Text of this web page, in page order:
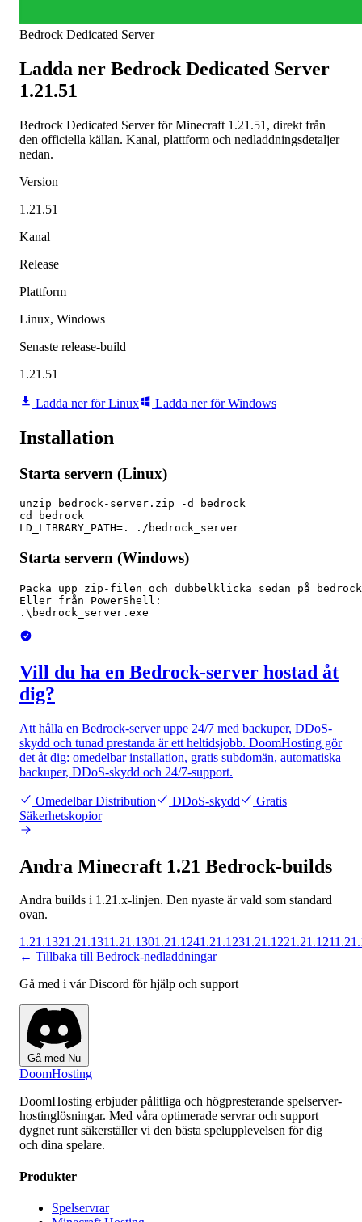
Bedrock Dedicated Server
Ladda ner Bedrock Dedicated Server
1.21.51
Bedrock Dedicated Server för Minecraft 1.21.51, direkt från
den officiella källan. Kanal, plattform och nedladdningsdetaljer
nedan.
Version
1.21.51
Kanal
Release
Plattform
Linux, Windows
Senaste release-build
1.21.51
Ladda ner för Linux Ladda ner för Windows
Installation
Starta servern (Linux)
unzip bedrock-server.zip -d bedrock
cd bedrock
LD_LIBRARY_PATH=. ./bedrock_server
Starta servern (Windows)
Packa upp zip-filen och dubbelklicka sedan på
Eller från PowerShell:
.\bedrock_server.exe
Vill du ha en Bedrock-server hostad åt
dig?
Att hålla en Bedrock-server uppe 24/7 med backuper, DDoS-
skydd och tunad prestanda är ett heltidsjobb. DoomHosting gör
det åt dig: omedelbar installation, gratis subdomän, automatiska
backuper, DDoS-skydd och 24/7-support.
Omedelbar Distribution DDoS-skydd
Gratis
Säkerhetskopior
Andra Minecraft 1.21 Bedrock-builds
Andra builds i 1.21.x-linjen. Den nyaste är vald som standard
ovan.
1.21.1321.21.1311.21.1301.21.1241.21.1231.21.1221.21.121
← Tillbaka till Bedrock-nedladdningar
Gå med i vår Discord för hjälp och support
Gå med Nu
DoomHosting
DoomHosting erbjuder pålitliga och högpresterande spelserver-
hostinglösningar. Med våra optimerade servrar och support
dygnet runt säkerställer vi den bästa spelupplevelsen för dig
och dina spelare.
Produkter
Spelservrar